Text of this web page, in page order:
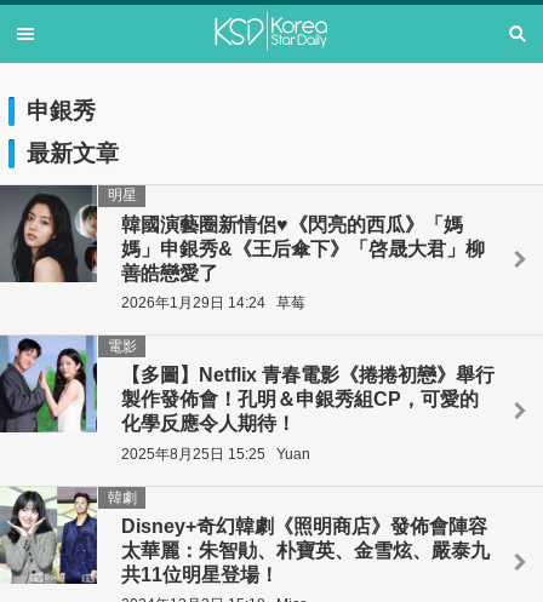
申銀秀
最新文章
韓國演藝圈新情侶♥《閃亮的西瓜》「媽
媽」申銀秀&《王后傘下》「啓晟大君」柳
善皓戀愛了
明星
2026年1月29日 14:24 草莓
【多圖】Netflix 青春電影《捲捲初戀》舉行
製作發佈會！孔明＆申銀秀組CP，可愛的
化學反應令人期待！
電影
2025年8月25日 15:25 Yuan
Disney+奇幻韓劇《照明商店》發佈會陣容
太華麗：朱智勛、朴寶英、金雪炫、嚴泰九
共11位明星登場！
韓劇